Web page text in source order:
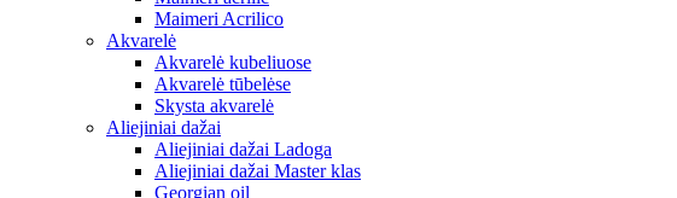
Maimeri Acrilico
Akvarelė
Akvarelė kubeliuose
Akvarelė tūbelėse
Skysta akvarelė
Aliejiniai dažai
Aliejiniai dažai Ladoga
Aliejiniai dažai Master klas
Georgian oil